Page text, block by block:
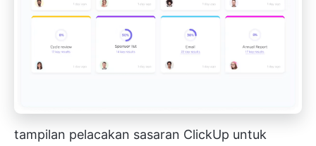
tampilan pelacakan sasaran ClickUp untuk